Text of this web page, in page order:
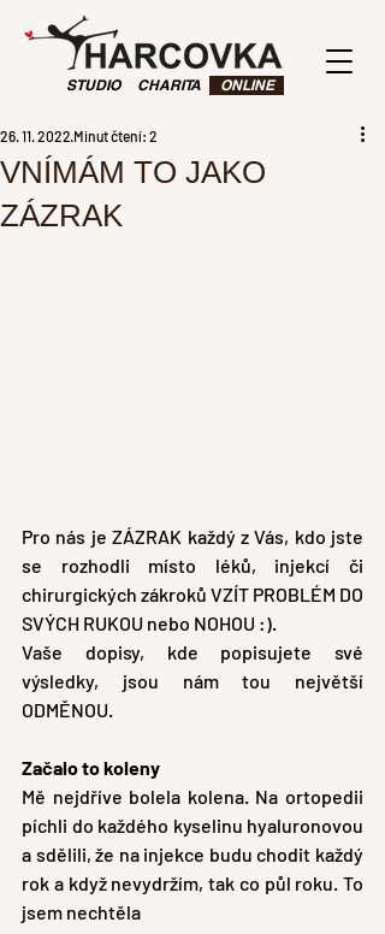
STUDIO CHARITA ONLINE
VNÍMÁM TO JAKO
ZÁZRAK
26. 11. 2022 Minut čtení: 2
Pro nás je ZÁZRAK každý z Vás, kdo jste
se rozhodli místo léků, injekcí či
chirurgických zákroků VZÍT PROBLÉM DO
SVÝCH RUKOU nebo NOHOU :).
Vaše dopisy, kde popisujete své
výsledky, jsou nám tou největší
ODMĚNOU.
Začalo to koleny
Mě nejdříve bolela kolena. Na ortopedii
píchli do každého kyselinu hyaluronovou
a sdělili, že na injekce budu chodit každý
rok a když nevydržím, tak co půl roku. To
jsem nechtěla